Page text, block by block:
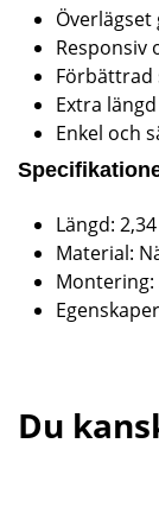
Responsiv
Förbättrad
Extra
Enkel och
Längd:
Material:
Du